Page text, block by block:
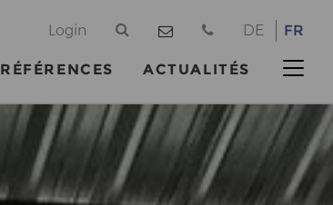
DE FR
Login
RÉFÉRENCES ACTUALITÉS